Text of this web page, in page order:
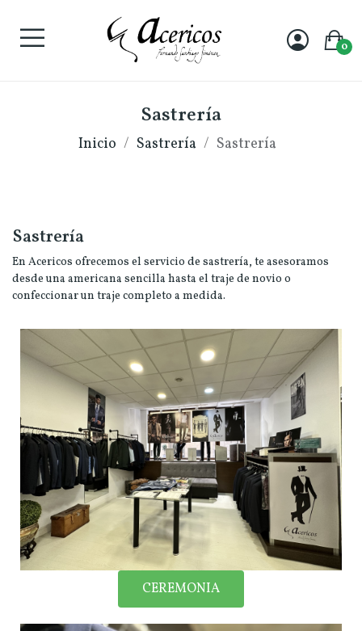
0
Sastrería
Inicio Sastrería Sastrería
Sastrería
En Acericos ofrecemos el servicio de sastrería, te asesoramos
desde una americana sencilla hasta el traje de novio o
confeccionar un traje completo a medida.
CEREMONIA